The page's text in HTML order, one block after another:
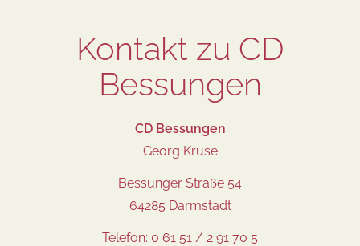
Kontakt zu CD
Bessungen
CD Bessungen
Georg Kruse
Bessunger Straße 54
64285 Darmstadt
Telefon: 0 61 51 / 2 91 70 5